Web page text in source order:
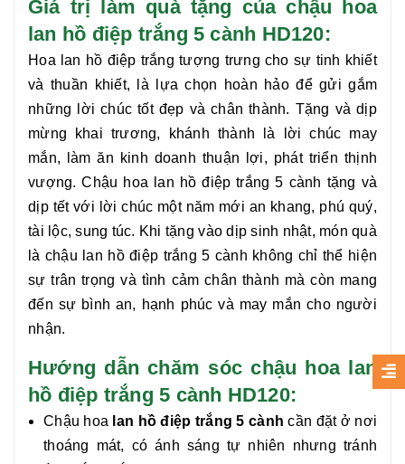
Giá trị làm quà tặng của chậu hoa
lan hồ điệp trắng 5 cành HD120:
Hoa lan hồ điệp trắng tượng trưng cho sự tinh khiết
và thuần khiết, là lựa chọn hoàn hảo để gửi gắm
những lời chúc tốt đẹp và chân thành. Tặng và dịp
mừng khai trương, khánh thành là lời chúc may
mắn, làm ăn kinh doanh thuận lợi, phát triển thịnh
vượng. Chậu hoa
lan hồ điệp trắng 5 cành tặng và
dịp tết với lời chúc một năm mới an khang, phú quý,
tài lộc, sung túc. Khi tặng vào dịp sinh nhật, món quà
là chậu lan hồ điệp trắng 5 cành không chỉ thể hiện
sự trân trọng và tình cảm chân thành mà còn mang
đến sự bình an, hạnh phúc và may mắn cho người
nhận.
Hướng dẫn chăm sóc chậu hoa lan
hồ điệp trắng 5 cành HD120:
Chậu hoa lan hồ điệp trắng 5 cành cần đặt ở nơi
thoáng mát, có ánh sáng tự nhiên nhưng tránh